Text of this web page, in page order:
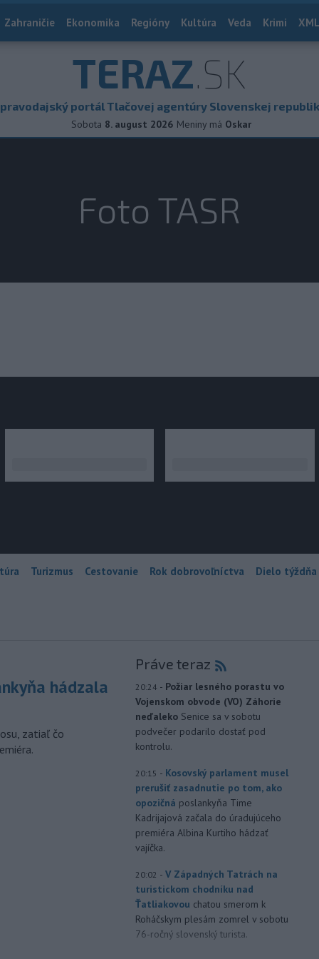
Zahraničie Ekonomika Regióny Kultúra Veda Krimi
TERAZ.SK
portál Tlačovej agentúry Slovenskej
Sobota 8. august 2026 Meniny má Oskar
Foto TASR
Turizmus Cestovanie Rok dobrovoľníctva Dielo týždňa
hádzala
zatiaľ čo
Práve teraz
20:24 - Požiar lesného porastu vo
Vojenskom obvode (VO) Záhorie
neďaleko Senice sa v sobotu
podvečer podarilo dostať pod
kontrolu.
20:15 - Kosovský parlament musel
prerušiť zasadnutie po tom, ako
opozičná poslankyňa Time
Kadrijajová začala do úradujúceho
premiéra Albina Kurtiho hádzať
vajíčka.
20:02 - V Západných Tatrách na
turistickom chodníku nad
Ťatliakovou chatou smerom k
Roháčskym plesám zomrel v sobotu
76-ročný slovenský turista.